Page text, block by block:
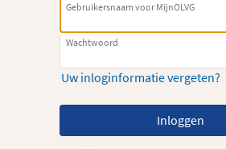
Gebruikersnaam voor MijnOLVG
Wachtwoord
Uw inloginformatie vergeten?